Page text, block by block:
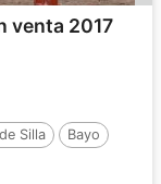
venta 2017
Silla
Bayo